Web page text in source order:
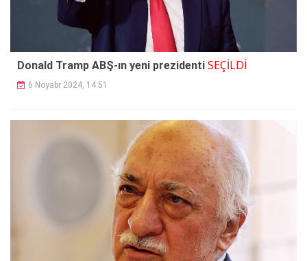
Donald Tramp ABŞ-ın yeni prezidenti SEÇİLDİ
6 Noyabr 2024, 14:51